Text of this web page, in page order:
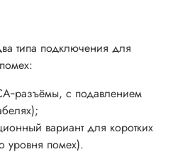
типа подключения для
с подавлением
вариант для коротких
уровня помех).